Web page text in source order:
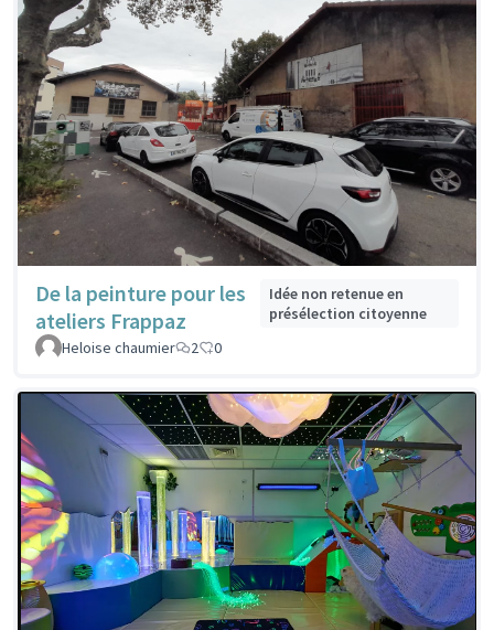
De la peinture pour les
ateliers Frappaz
Idée non retenue en
présélection citoyenne
Heloise chaumier
2 0